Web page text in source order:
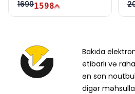
16991598
Bakıda
etibarlı və
ən son
digər